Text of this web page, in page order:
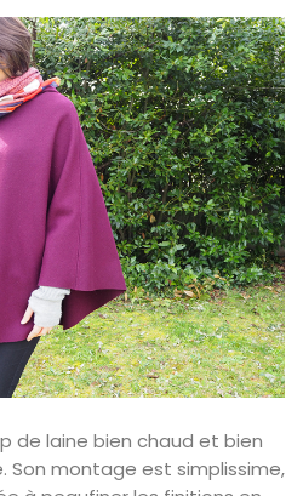
de laine bien chaud et bien
Son montage est simplissime,